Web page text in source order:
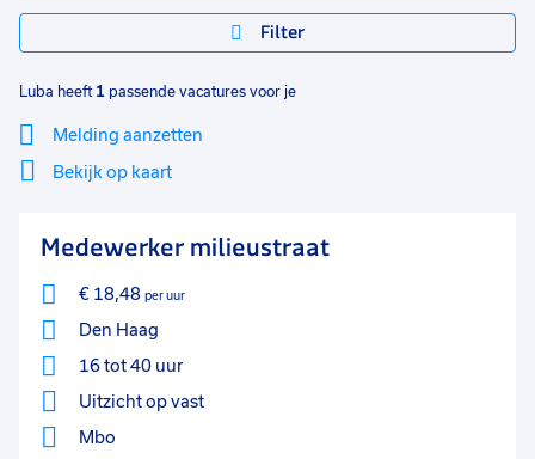
Filter
Luba heeft 1 passende vacatures voor je
Melding aanzetten
Bekijk op kaart
Filter
Sluiten
Medewerker milieustraat
€ 18,48 per uur
Den Haag
16 tot 40 uur
Uitzicht op vast
Mbo